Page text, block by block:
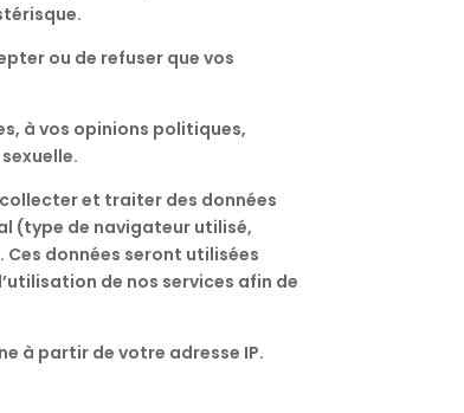
ou de refuser que vos
à vos opinions politiques,
et traiter des données
(type de navigateur utilisé,
données seront utilisées
de nos services afin de
à partir de votre adresse IP.